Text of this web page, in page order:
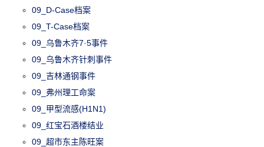
09_D-Case档案
09_T-Case档案
09_乌鲁木齐7·5事件
09_乌鲁木齐针刺事件
09_吉林通钢事件
09_弗州理工命案
09_甲型流感(H1N1)
09_红宝石酒楼结业
09_超市东主陈旺案